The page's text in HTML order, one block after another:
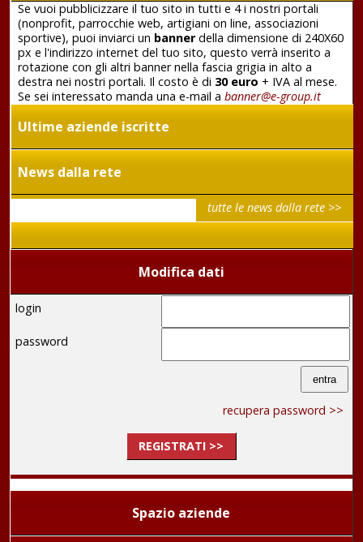
Se vuoi pubblicizzare il tuo sito in tutti e 4 i nostri portali
(nonprofit, parrocchie web, artigiani on line, associazioni
sportive), puoi inviarci un bannerdella dimensione di 240X60
px e l'indirizzo internet del tuo sito, questo verrà inserito a
rotazione con gli altri banner nella fascia grigia in alto a
destra nei nostri portali. Il costo è di 30 euro + IVA al mese.
Se sei interessato manda una e-mail a banner@e-group.it
Ultime aziende iscritte
News dalla rete
tutte le news dalla rete >>
Modifica dati
login
password
recupera password >>
REGISTRATI >>
Spazio aziende